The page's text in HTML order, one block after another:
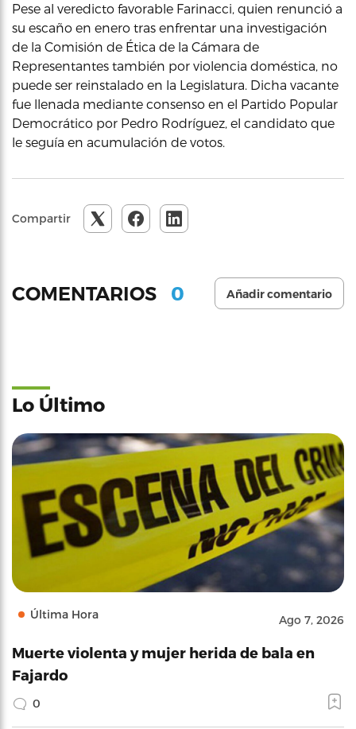
Pese al veredicto favorable Farinacci, quien renunció a
su escaño en enero tras enfrentar una investigación
de la Comisión de Ética de la Cámara de
Representantes también por violencia doméstica, no
puede ser reinstalado en la Legislatura. Dicha vacante
fue llenada mediante consenso en el Partido Popular
Democrático por Pedro Rodríguez, el candidato que
le seguía en acumulación de votos.
Compartir
COMENTARIOS 0 Añadir comentario
Lo Último
Última Hora Ago 7, 2026
Muerte violenta y mujer herida de bala en
Fajardo
0